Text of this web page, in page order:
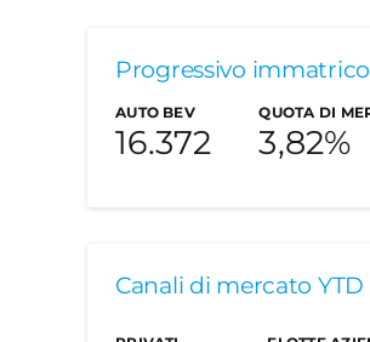
Progressivo
AUTO BEV
16.372
QUOTA DI
3,82%
A marzo le
Canali di mercato YTD